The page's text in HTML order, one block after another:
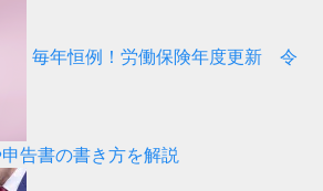
毎年恒例！労働保険年度更新 令
告書の書き方を解説